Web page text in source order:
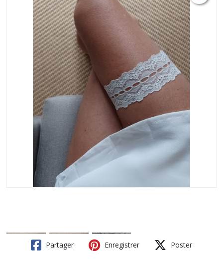
Partager Enregistrer Poster